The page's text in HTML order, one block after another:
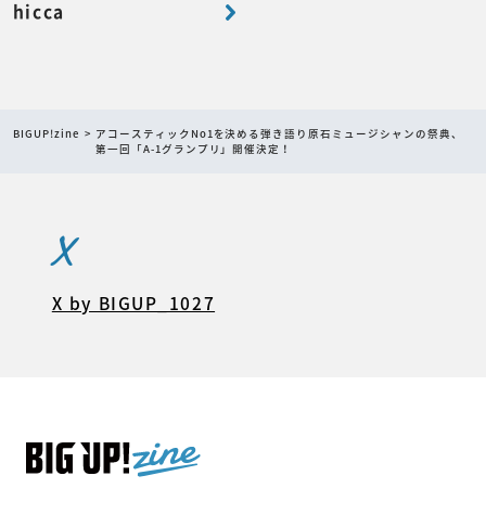
hicca
BIGUP!zine
アコースティックNo1を決める弾き語り原石ミュージシャンの祭典、
第一回「A-1グランプリ」開催決定！
X
X by BIGUP_1027